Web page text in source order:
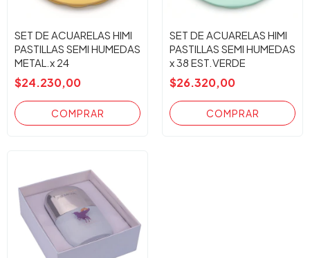
SET DE ACUARELAS HIMI
PASTILLAS SEMI HUMEDAS
METAL.x 24
$24.230,00
SET DE ACUARELAS HIMI
PASTILLAS SEMI HUMEDAS
x 38 EST.VERDE
$26.320,00